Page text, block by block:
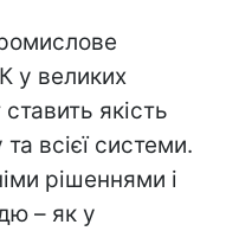
у великих
ставить якість
та всієї системи.
рішеннями і
– як у